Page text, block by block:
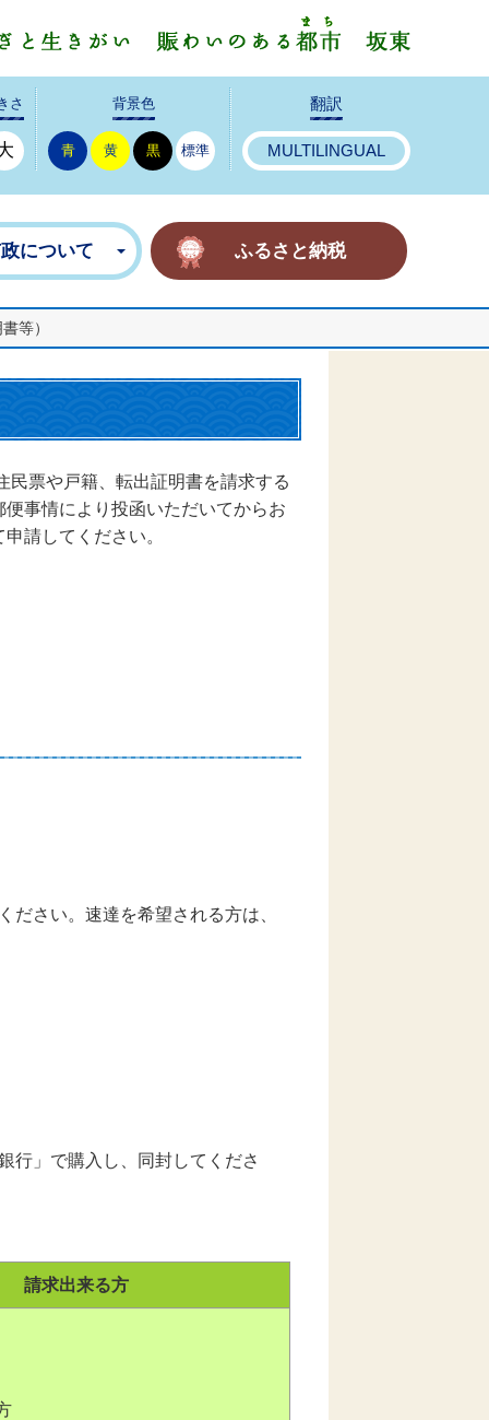
さ 背景色
青 黄 黒 標準
翻訳
MULTILINGUAL
について ふるさと納税
等）
票や戸籍、転出証明書を請求する
事情により投函いただいてからお
請してください。
さい。速達を希望される方は、
」で購入し、同封してくださ
請求出来る方